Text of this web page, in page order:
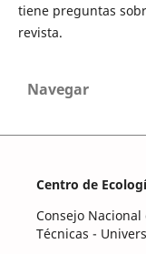
tiene preguntas
revista.
Navegar
Centro de
Consejo
Técnicas -